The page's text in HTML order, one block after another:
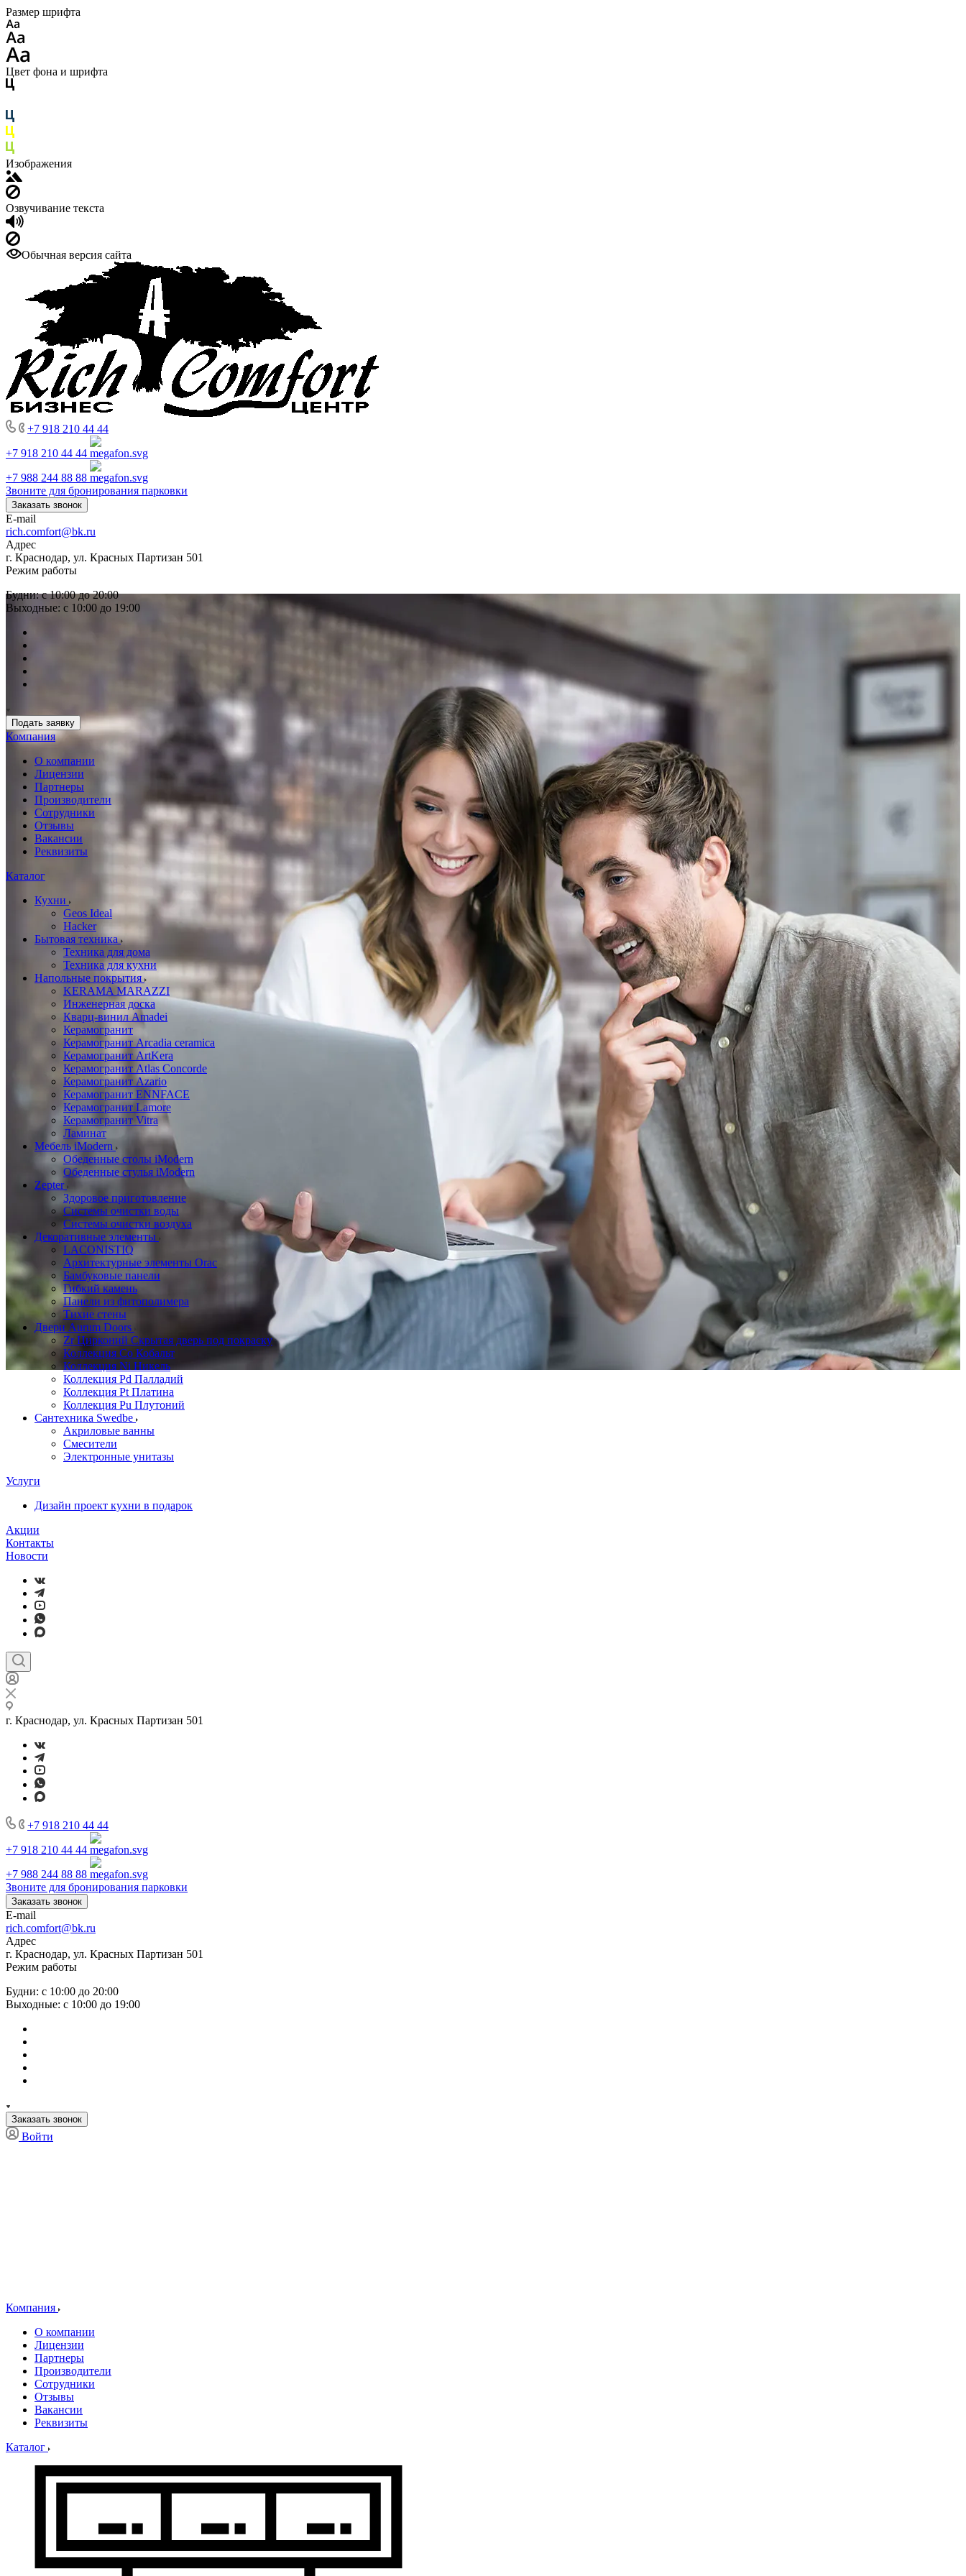
Размер шрифта
Цвет фона и шрифта
Изображения
Озвучивание текста
Обычная версия сайта
+7 918 210 44 44
+7 918 210 44 44
+7 988 244 88 88
Звоните для бронирования парковки
Заказать звонок
E-mail
rich.comfort@bk.ru
Адрес
г. Краснодар, ул. Красных Партизан 501
Режим работы
Будни: с 10:00 до 20:00
Выходные: с 10:00 до 19:00
Подать заявку
Компания
О компании
Лицензии
Партнеры
Производители
Сотрудники
Отзывы
Вакансии
Реквизиты
Каталог
Кухни
Geos Ideal
Hacker
Бытовая техника
Техника для дома
Техника для кухни
Напольные покрытия
KERAMA MARAZZI
Инженерная доска
Кварц-винил Amadei
Керамогранит
Керамогранит Arcadia ceramica
Керамогранит ArtKera
Керамогранит Atlas Concorde
Керамогранит Azario
Керамогранит ENNFACE
Керамогранит Lamore
Керамогранит Vitra
Ламинат
Мебель iModern
Обеденные столы iModern
Обеденные стулья iModern
Zepter
Здоровое приготовление
Системы очистки воды
Системы очистки воздуха
Декоративные элементы
LACONISTIQ
Архитектурные элементы Orac
Бамбуковые панели
Гибкий камень
Панели из фитополимера
Тихие стены
Двери Aurum Doors
Zr Цирконий Скрытая дверь под покраску
Коллекция Co Кобальт
Коллекция Ni Никель
Коллекция Pd Палладий
Коллекция Pt Платина
Коллекция Pu Плутоний
Сантехника Swedbe
Акриловые ванны
Смесители
Электронные унитазы
Услуги
Дизайн проект кухни в подарок
Акции
Контакты
Новости
г. Краснодар, ул. Красных Партизан 501
+7 918 210 44 44
+7 918 210 44 44
+7 988 244 88 88
Звоните для бронирования парковки
Заказать звонок
E-mail
rich.comfort@bk.ru
Адрес
г. Краснодар, ул. Красных Партизан 501
Режим работы
Будни: с 10:00 до 20:00
Выходные: с 10:00 до 19:00
Заказать звонок
Войти
Компания
О компании
Лицензии
Партнеры
Производители
Сотрудники
Отзывы
Вакансии
Реквизиты
Каталог